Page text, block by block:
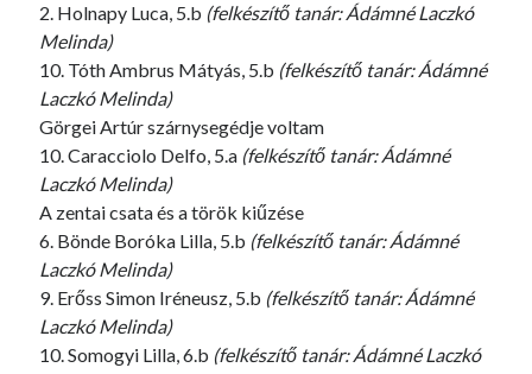
2. Holnapy Luca, 5.b (felkészítő tanár: Ádámné Laczkó
Melinda)
10. Tóth Ambrus Mátyás, 5.b (felkészítő tanár: Ádámné
Laczkó Melinda)
Görgei Artúr szárnysegédje voltam
10. Caracciolo Delfo, 5.a (felkészítő tanár: Ádámné
Laczkó Melinda)
A zentai csata és a török kiűzése
6. Bönde Boróka Lilla, 5.b (felkészítő tanár: Ádámné
Laczkó Melinda)
9. Erőss Simon Iréneusz, 5.b (felkészítő tanár: Ádámné
Laczkó Melinda)
10. Somogyi Lilla, 6.b (felkészítő tanár: Ádámné Laczkó